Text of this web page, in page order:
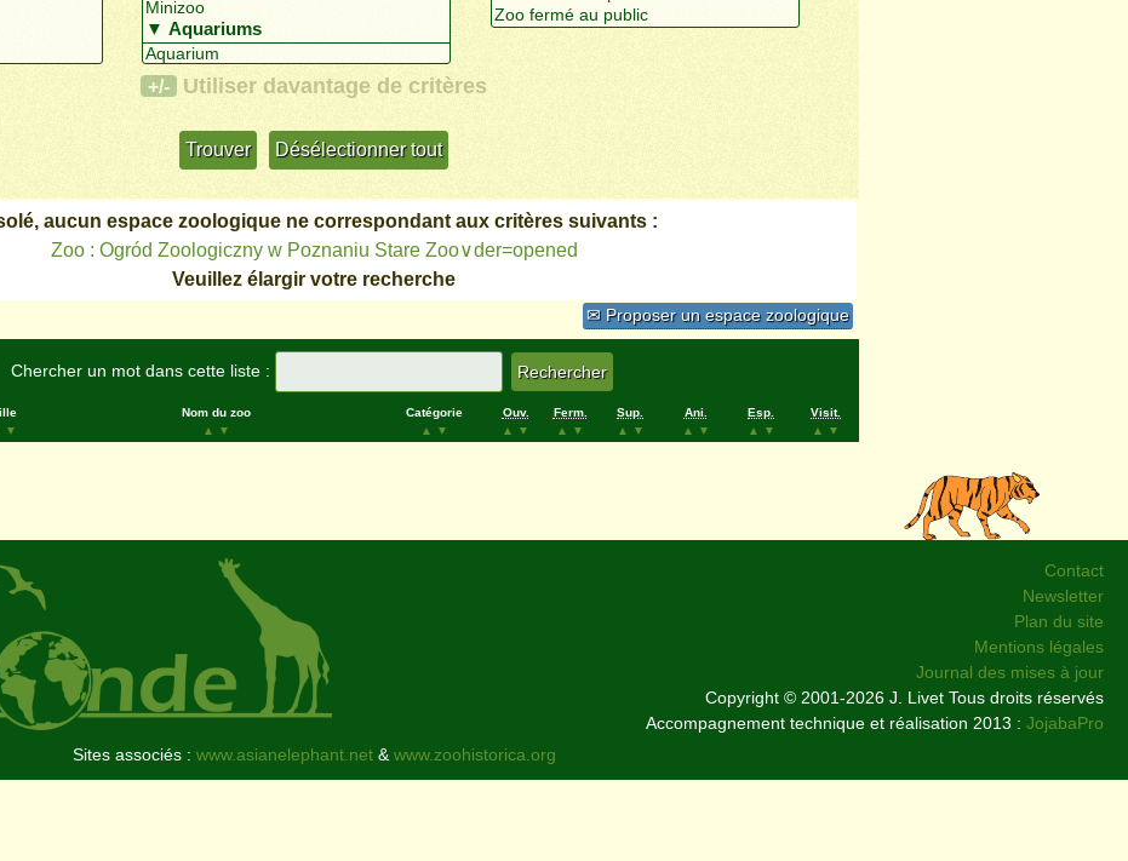
+/- Utiliser davantage de critères
aucun espace zoologique ne correspondant aux critères suivants :
Zoo : Ogród Zoologiczny w Poznaniu Stare Zoo∨der=opened
Veuillez élargir votre recherche
✉ Proposer un espace zoologique
Chercher un mot dans cette liste :
▼
Nom du zoo
▲
▼
Catégorie
▲
▼
Ouv.
▲
▼
Ferm.
▲
▼
Sup.
▲
▼
Ani.
▲
▼
Esp.
▲
▼
Visit.
▲
▼
Contact
Newsletter
Plan du site
Mentions légales
Journal des mises à jour
Copyright © 2001-2026 J. Livet Tous droits réservés
Accompagnement technique et réalisation 2013 : JojabaPro
Sites associés : www.asianelephant.net&www.zoohistorica.org